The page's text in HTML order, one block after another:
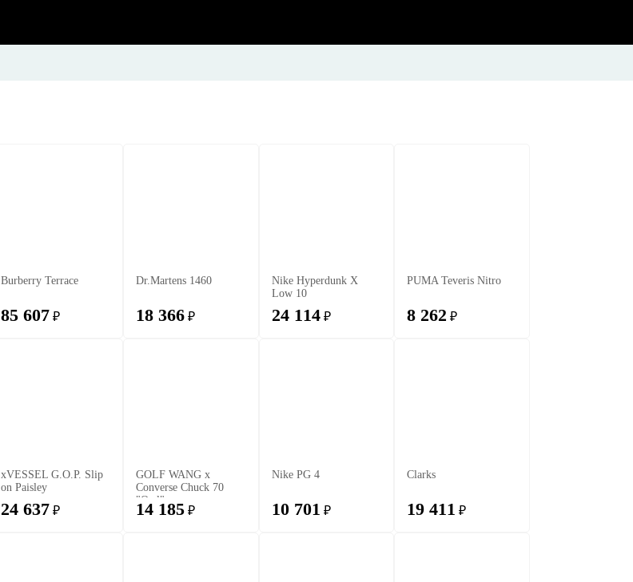
Burberry Terrace
85 607 ₽
Dr.Martens 1460
18 366 ₽
Nike Hyperdunk X
Low 10
24 114₽
PUMA Teveris Nitro
8 262 ₽
xVESSEL G.O.P. Slip
on Paisley
24 637 ₽
GOLF WANG x
Converse Chuck 70
"Owl"
14 185 ₽
Nike PG 4
10 701 ₽
Clarks
19 411 ₽